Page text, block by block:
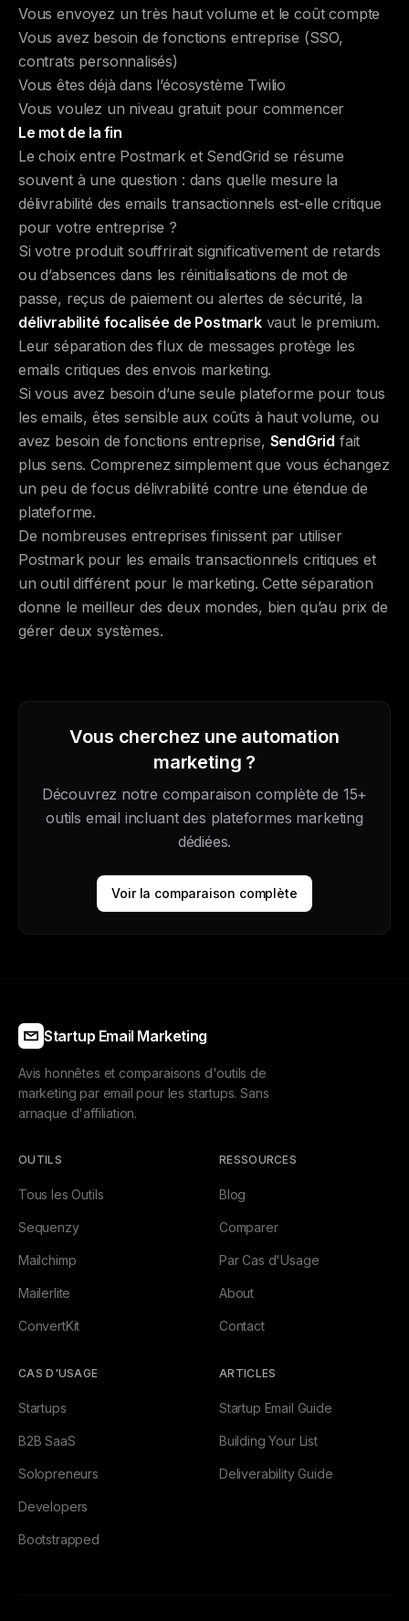
Vous envoyez un très haut volume et le coût compte
Vous avez besoin de fonctions entreprise (SSO,
contrats personnalisés)
Vous êtes déjà dans l’écosystème Twilio
Vous voulez un niveau gratuit pour commencer
Le mot de la fin
Le choix entre Postmark et SendGrid se résume
souvent à une question : dans quelle mesure la
délivrabilité des emails transactionnels est-elle critique
pour votre entreprise ?
Si votre produit souffrirait significativement de retards
ou d’absences dans les réinitialisations de mot de
passe, reçus de paiement ou alertes de sécurité, la
délivrabilité focalisée de Postmarkvaut le premium.
Leur séparation des flux de messages protège les
emails critiques des envois marketing.
Si vous avez besoin d’une seule plateforme pour tous
les emails, êtes sensible aux coûts à haut volume, ou
avez besoin de fonctions entreprise, SendGrid fait
plus sens. Comprenez simplement que vous échangez
un peu de focus délivrabilité contre une étendue de
plateforme.
De nombreuses entreprises finissent par utiliser
Postmark pour les emails transactionnels critiques et
un outil différent pour le marketing. Cette séparation
donne le meilleur des deux mondes, bien qu’au prix de
gérer deux systèmes.
Vous cherchez une automation
marketing ?
Découvrez notre comparaison complète de 15+
outils email incluant des plateformes marketing
dédiées.
Voir la comparaison complète
Startup Email Marketing
Avis honnêtes et comparaisons d'outils de
marketing par email pour les startups. Sans
arnaque d'affiliation.
OUTILS
Tous les Outils
Sequenzy
Mailchimp
Mailerlite
ConvertKit
RESSOURCES
Blog
Comparer
Par Cas d'Usage
About
Contact
CAS D'USAGE
Startups
B2B SaaS
Solopreneurs
Developers
Bootstrapped
ARTICLES
Startup Email Guide
Building Your List
Deliverability Guide